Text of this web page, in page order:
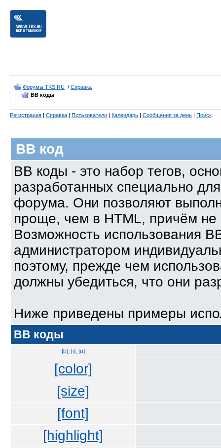
Форумы TKS.RU / Справка
BB коды
Регистрация | Справка | Пользователи | Календарь | Сообщения за день | Поиск
BB код
BB коды - это набор тегов,
разработанных специально
форума. Они позволяют
проще, чем в HTML, причём не
Возможность использования
администратором
поэтому, прежде чем
должны убедиться, что они
Ниже приведены примеры
BB коды
[b], [i], [u]
[color]
[size]
[font]
[highlight]